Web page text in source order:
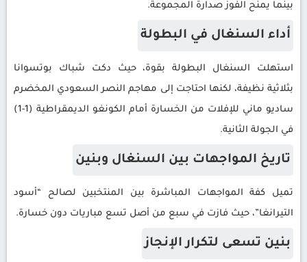
بينما يمنح الفوز صدارة المجموعة.
أداء السنغال في البطولة
استهلت السنغال البطولة بقوة، حيث دكت شباك بوتسوانا
بثلاثية نظيفة، لكنها احتاجت إلى مهاجم النصر السعودي المخضرم
ساديو ماني للإفلات من الخسارة أمام الكونغو الديمقراطية (1-1)
في الجولة الثانية.
تاريخ المواجهات بين السنغال وبنين
تميل كفة المواجهات المباشرة بين المنتخبين لصالح “أسود
التيرانغا”، حيث فازت في سبع من أصل تسع مباريات دون خسارة.
بنين تسعى لتكرار الإنجاز